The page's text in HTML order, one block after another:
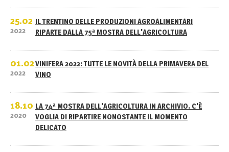
25.02
2022
IL TRENTINO DELLE PRODUZIONI AGROALIMENTARI
RIPARTE DALLA 75ª MOSTRA DELL'AGRICOLTURA
01.02
2022
VINIFERA 2022: TUTTE LE NOVITÀ DELLA PRIMAVERA DEL
VINO
18.10
2020
LA 74ª MOSTRA DELL'AGRICOLTURA IN ARCHIVIO. C'È
VOGLIA DI RIPARTIRE NONOSTANTE IL MOMENTO
DELICATO